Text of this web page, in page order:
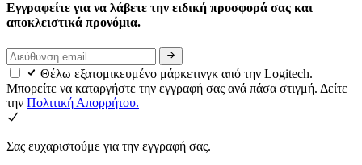
Εγγραφείτε για να λάβετε την ειδική προσφορά σας και
αποκλειστικά προνόμια.
Θέλω εξατομικευμένο μάρκετινγκ από την Logitech.
Μπορείτε να καταργήστε την εγγραφή σας ανά πάσα στιγμή. Δείτε
την Πολιτική Απορρήτου.
Σας ευχαριστούμε για την εγγραφή σας.